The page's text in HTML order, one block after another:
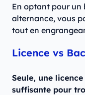
En optant pour un
alternance, vous
tout en
Licence vs
Seule, une
suffisante pour